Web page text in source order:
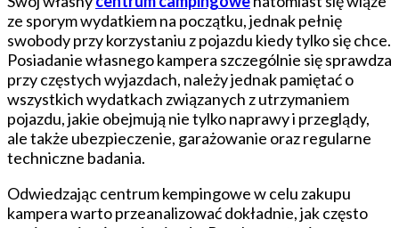
ze sporym wydatkiem na początku, jednak pełnię
swobody przy korzystaniu z pojazdu kiedy tylko się chce.
Posiadanie własnego kampera szczególnie się sprawdza
przy częstych wyjazdach, należy jednak pamiętać o
wszystkich wydatkach związanych z utrzymaniem
pojazdu, jakie obejmują nie tylko naprawy i przeglądy,
ale także ubezpieczenie, garażowanie oraz regularne
techniczne badania.
Odwiedzając centrum kempingowe w celu zakupu
kampera warto przeanalizować dokładnie, jak często